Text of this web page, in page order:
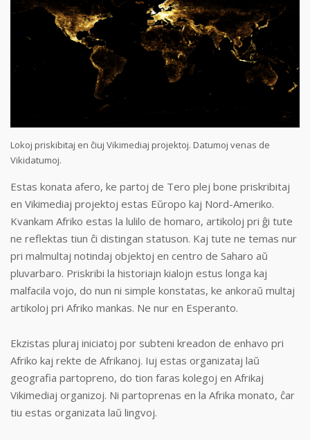
Lokoj priskibitaj en ĉiuj Vikimediaj projektoj. Datumoj venas de
Vikidatumoj.
Estas konata afero, ke partoj de Tero plej bone priskribitaj
en Vikimediaj projektoj estas Eŭropo kaj Nord-Ameriko.
Kvankam Afriko estas la lulilo de homaro, artikoloj pri ĝi tute
ne reflektas tiun ĉi distingan statuson. Kaj tute ne temas nur
pri malmultaj notindaj objektoj en centro de Saharo aŭ
pluvarbaro. Priskribi la historiajn kialojn estus longa kaj
malfacila vojo, do nun ni simple konstatas, ke ankoraŭ multaj
artikoloj pri Afriko mankas. Ne nur en Esperanto.
Ekzistas pluraj iniciatoj por subteni kreadon de enhavo pri
Afriko kaj rekte de Afrikanoj. Iuj estas organizataj laŭ
geografia partopreno, do tion faras kolegoj en Afrikaj
Vikimediaj organizoj. Ni partoprenas en la Afrika monato, ĉar
tiu estas organizata laŭ lingvoj.